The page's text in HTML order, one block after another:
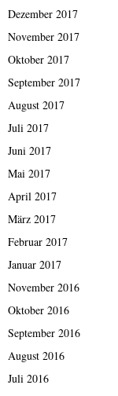
Dezember 2017
November 2017
Oktober 2017
September 2017
August 2017
Juli 2017
Juni 2017
Mai 2017
April 2017
März 2017
Februar 2017
Januar 2017
November 2016
Oktober 2016
September 2016
August 2016
Juli 2016